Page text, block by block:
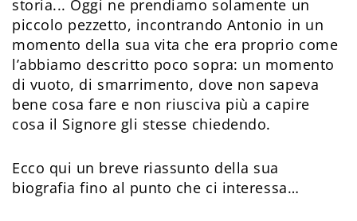
storia... Oggi ne prendiamo solamente un
piccolo pezzetto, incontrando Antonio in un
momento della sua vita che era proprio come
l’abbiamo descritto poco sopra: un momento
di vuoto, di smarrimento, dove non sapeva
bene cosa fare e non riusciva più a capire
cosa il Signore gli stesse chiedendo.
Ecco qui un breve riassunto della sua
biografia fino al punto che ci interessa…